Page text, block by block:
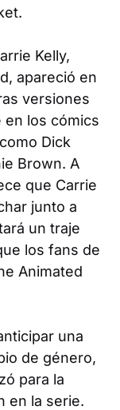
Kelly,
apareció en
versiones
en los cómics
Dick
Brown. A
que Carrie
junto a
un traje
los fans de
Animated
una
de género,
para la
en la serie.